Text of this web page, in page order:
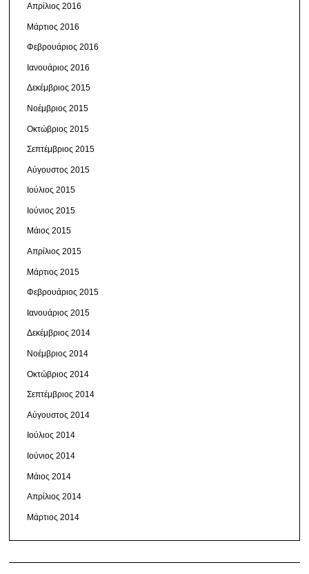
Απρίλιος 2016
Μάρτιος 2016
Φεβρουάριος 2016
Ιανουάριος 2016
Δεκέμβριος 2015
Νοέμβριος 2015
Οκτώβριος 2015
Σεπτέμβριος 2015
Αύγουστος 2015
Ιούλιος 2015
Ιούνιος 2015
Μάιος 2015
Απρίλιος 2015
Μάρτιος 2015
Φεβρουάριος 2015
Ιανουάριος 2015
Δεκέμβριος 2014
Νοέμβριος 2014
Οκτώβριος 2014
Σεπτέμβριος 2014
Αύγουστος 2014
Ιούλιος 2014
Ιούνιος 2014
Μάιος 2014
Απρίλιος 2014
Μάρτιος 2014